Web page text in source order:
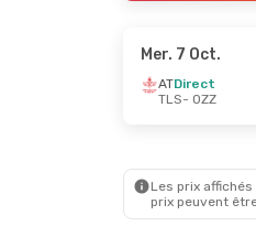
Mer. 7 Oct.
ATDirect
TLS- OZZ
Les prix
prix peuvent